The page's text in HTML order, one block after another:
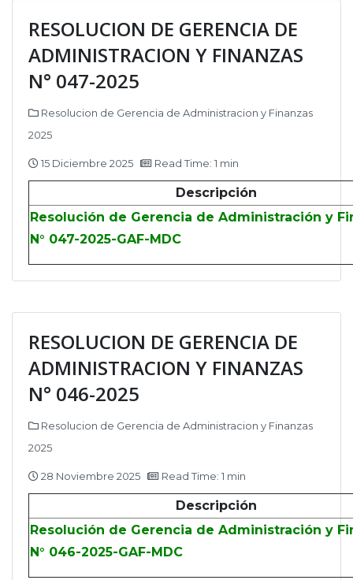
RESOLUCION DE GERENCIA DE
ADMINISTRACION Y FINANZAS
N° 047-2025
Resolucion de Gerencia de Administracion y Finanzas
2025
15 Diciembre 2025 Read Time: 1 min
Descripción
Resolución de Gerencia de Administración y
N° 047-2025-GAF-MDC
RESOLUCION DE GERENCIA DE
ADMINISTRACION Y FINANZAS
N° 046-2025
Resolucion de Gerencia de Administracion y Finanzas
2025
28 Noviembre 2025 Read Time: 1 min
Descripción
Resolución de Gerencia de Administración y
N° 046-2025-GAF-MDC